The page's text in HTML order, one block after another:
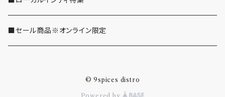
■セール商品※オンライン限定
© 9spices distro
Powered by